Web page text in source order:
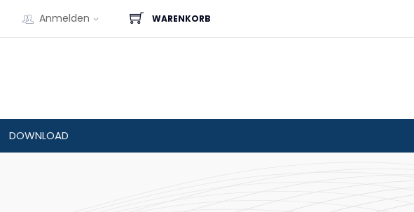
Anmelden WARENKORB
DOWNLOAD